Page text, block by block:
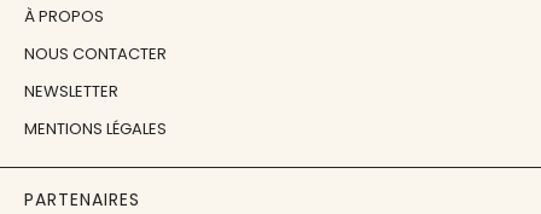
À PROPOS
NOUS CONTACTER
NEWSLETTER
MENTIONS LÉGALES
PARTENAIRES